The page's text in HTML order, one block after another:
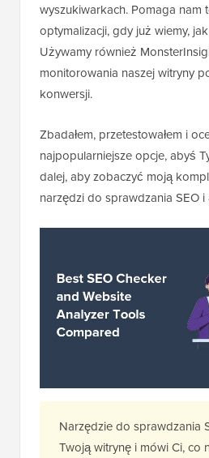
wyszukiwarkach. Pomaga nam
optymalizacji, gdy już wiemy,
Używamy również
monitorowania naszej witryny
konwersji.
Zbadałem, przetestowałem i
najpopularniejsze opcje, abyś
dalej, aby zobaczyć moją
narzędzi do sprawdzania SEO i
Narzędzie do sprawdzania
Twoją witrynę i mówi Ci, co